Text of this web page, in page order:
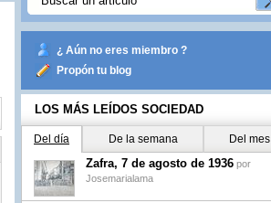
¿ Aún no eres miembro ?
Propón tu blog
LOS MÁS LEÍDOS SOCIEDAD
Del día De la semana Del mes
Zafra, 7 de agosto de 1936 por
Josemarialama